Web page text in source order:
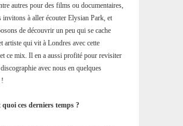
autres pour des films ou documentaires,
invitons à aller écouter Elysian Park, et
de découvrir un peu qui se cache
artiste qui vit à Londres avec cette
ce mix. Il en a aussi profité pour revisiter
avec nous en quelques
!
ces derniers temps ?